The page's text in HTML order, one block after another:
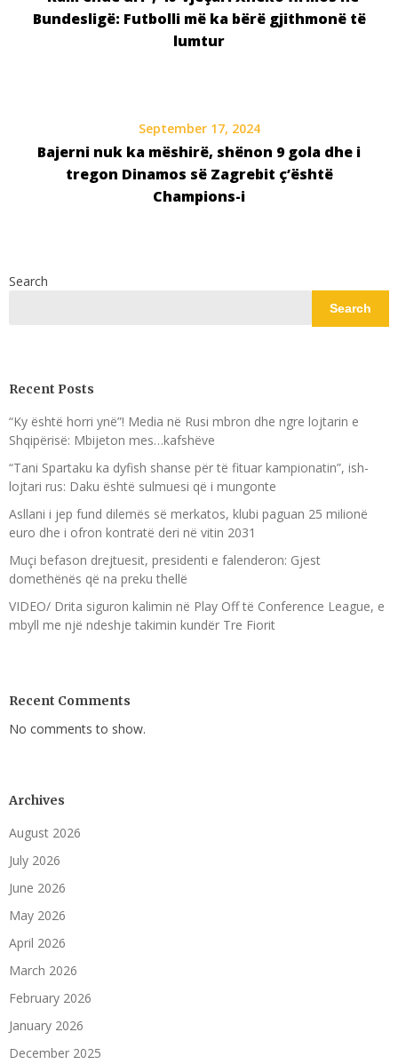
Bundesligë: Futbolli më ka bërë gjithmonë të
lumtur
September 17, 2024
Bajerni nuk ka mëshirë, shënon 9 gola dhe i
tregon Dinamos së Zagrebit ç’është
Champions-i
Search
Search
Recent Posts
“Ky është horri ynë”! Media në Rusi mbron dhe ngre lojtarin e
Shqipërisë: Mbijeton mes…kafshëve
“Tani Spartaku ka dyfish shanse për të fituar kampionatin”, ish-
lojtari rus: Daku është sulmuesi që i mungonte
Asllani i jep fund dilemës së merkatos, klubi paguan 25 milionë
euro dhe i ofron kontratë deri në vitin 2031
Muçi befason drejtuesit, presidenti e falenderon: Gjest
domethënës që na preku thellë
VIDEO/ Drita siguron kalimin në Play Off të Conference League, e
mbyll me një ndeshje takimin kundër Tre Fiorit
Recent Comments
No comments to show.
Archives
August 2026
July 2026
June 2026
May 2026
April 2026
March 2026
February 2026
January 2026
December 2025